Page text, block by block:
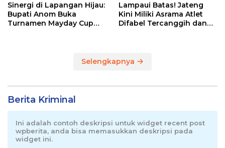
Sinergi di Lapangan Hijau:
Bupati Anom Buka
Turnamen Mayday Cup
Lampaui Batas! Jateng
Kini Miliki Asrama Atlet
Difabel Tercanggih dan
Selengkapnya
Berita Kriminal
Ini adalah contoh deskripsi untuk widget recent post
wpberita, anda bisa memasukkan deskripsi pada
widget ini.